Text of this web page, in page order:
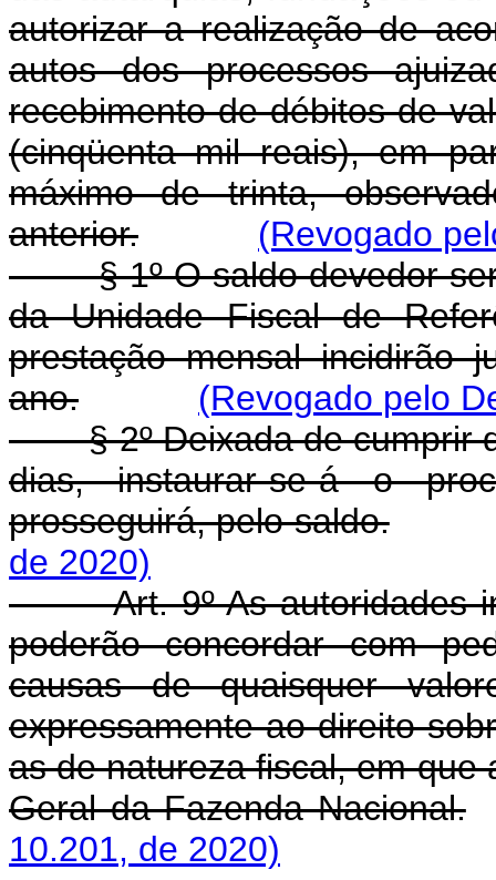
autorizar a realização de
autos dos processos
recebimento de débitos de
(cinqüenta mil reais), em
máximo de trinta,
anterior.
(Revogado
§ 1º O saldo devedor será
da Unidade Fiscal de
prestação mensal
ano.
(Revogado pelo
§ 2º Deixada de cumprir
dias, instaurar-se-á o
prosseguirá, pelo saldo.
de 2020)
Art. 9º As autoridades
poderão concordar com
causas de quaisquer
expressamente ao direito
as de natureza fiscal, em que
Geral da Fazenda Nacional.
10.201, de 2020)